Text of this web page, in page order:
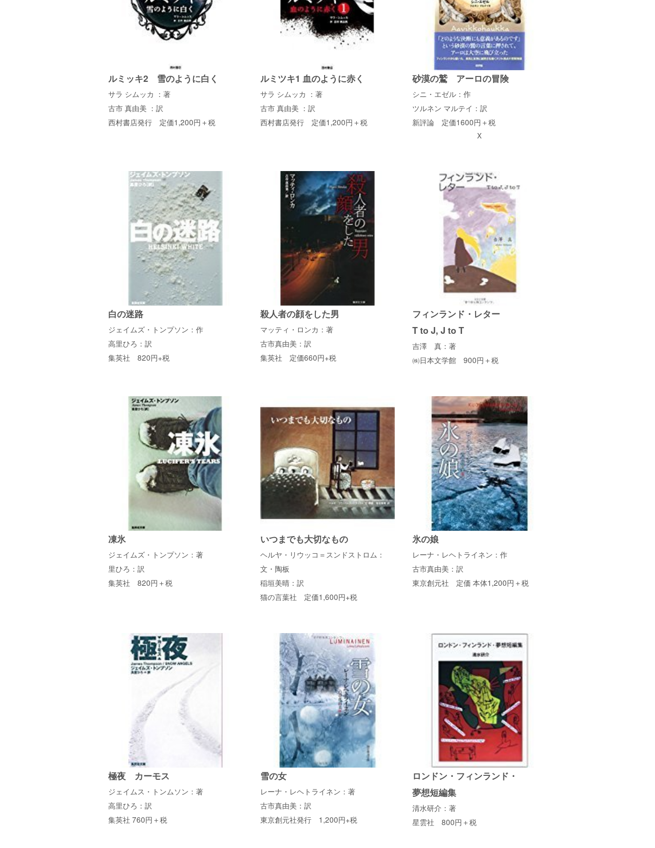
ルミッキ2 雪のように白く
サラ シムッカ ：著
古市 真由美 ：訳
西村書店発行 定価1,200円＋税
ルミツキ1 血のように赤く
サラ シムッカ ：著
古市 真由美 ：訳
西村書店発行 定価1,200円＋税
砂漠の鷲 アーロの冒険
シニ・エゼル：作
ツルネン マルテイ：訳
新評論 定価1600円＋税
X
白の迷路
ジェイムズ・トンプソン：作
高里ひろ：訳
集英社 820円+税
殺人者の顔をした男
マッティ・ロンカ：著
古市真由美：訳
集英社 定価660円+税
フィンランド・レター
T to J, J to T
吉澤 真：著
㈱日本文学館 900円＋税
凍氷
ジェイムズ・トンプソン：著
里ひろ：訳
集英社 820円＋税
いつまでも大切なもの
ヘルヤ・リウッコ＝スンドストロム：
文・陶板
稲垣美晴：訳
猫の言葉社 定価1,600円+税
氷の娘
レーナ・レヘトライネン：作
古市真由美：訳
東京創元社 定価 本体1,200円＋税
極夜 カーモス
ジェイムス・トンムソン：著
高里ひろ：訳
集英社 760円＋税
雪の女
レーナ・レヘトライネン：著
古市真由美：訳
東京創元社発行 1,200円+税
ロンドン・フィンランド・
夢想短編集
清水研介：著
星雲社 800円＋税